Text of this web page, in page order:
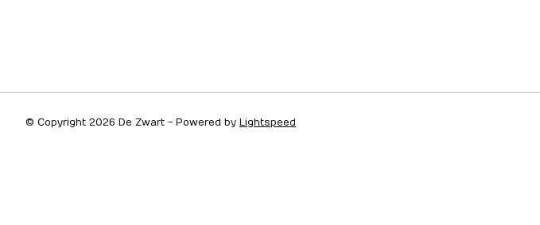
© Copyright 2026 De Zwart - Powered by Lightspeed